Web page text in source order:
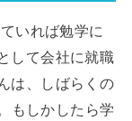
いれば勉学に
して会社に就職
は、しばらくの
もしかしたら学